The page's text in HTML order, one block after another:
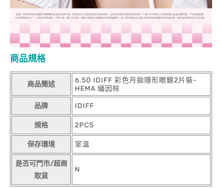
商品規格
商品簡述
6.50 IDIFF 彩色月拋隱形眼鏡2片裝-
HEMA 緬因棕
品牌 IDIFF
規格 2PCS
保存環境 室溫
是否可門市/超商
取貨
N